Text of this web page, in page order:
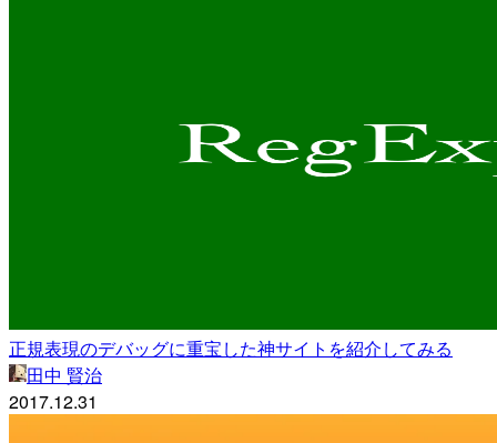
正規表現のデバッグに重宝した神サイトを紹介してみる
田中 賢治
2017.12.31